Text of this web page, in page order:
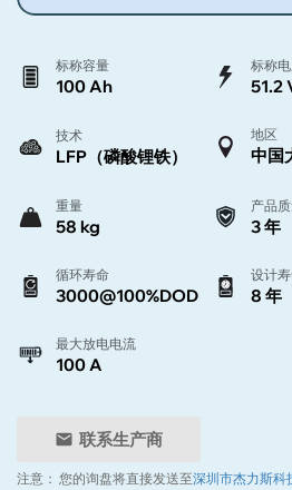
标称容量
100 Ah
标称
51.2
技术
LFP（磷酸锂铁）
地区
中国
重量
58 kg
产品
3 年
循环寿命
3000@100%DOD
设计
8 年
最大放电电流
100 A
联系生产商
注意： 您的询盘将直接发送至深圳市杰力斯科